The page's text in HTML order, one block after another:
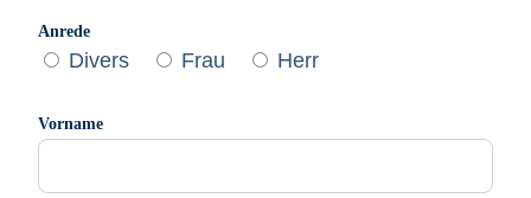
Anrede
Divers Frau Herr
Vorname